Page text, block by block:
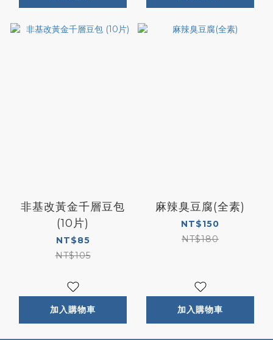
非基改黃金千層豆包
(10片)
NT$85
NT$105
加入購物車
麻辣臭豆腐(全素)
NT$150
NT$180
加入購物車